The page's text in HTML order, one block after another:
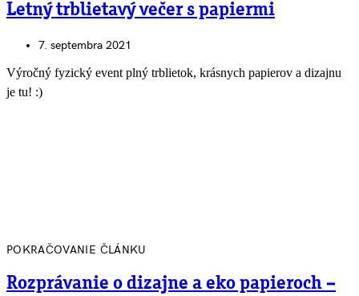
Letný trblietavý večer s papiermi
7. septembra 2021
Výročný fyzický event plný trblietok, krásnych papierov a dizajnu
je tu! :)
POKRAČOVANIE ČLÁNKU
Rozprávanie o dizajne a eko papieroch –